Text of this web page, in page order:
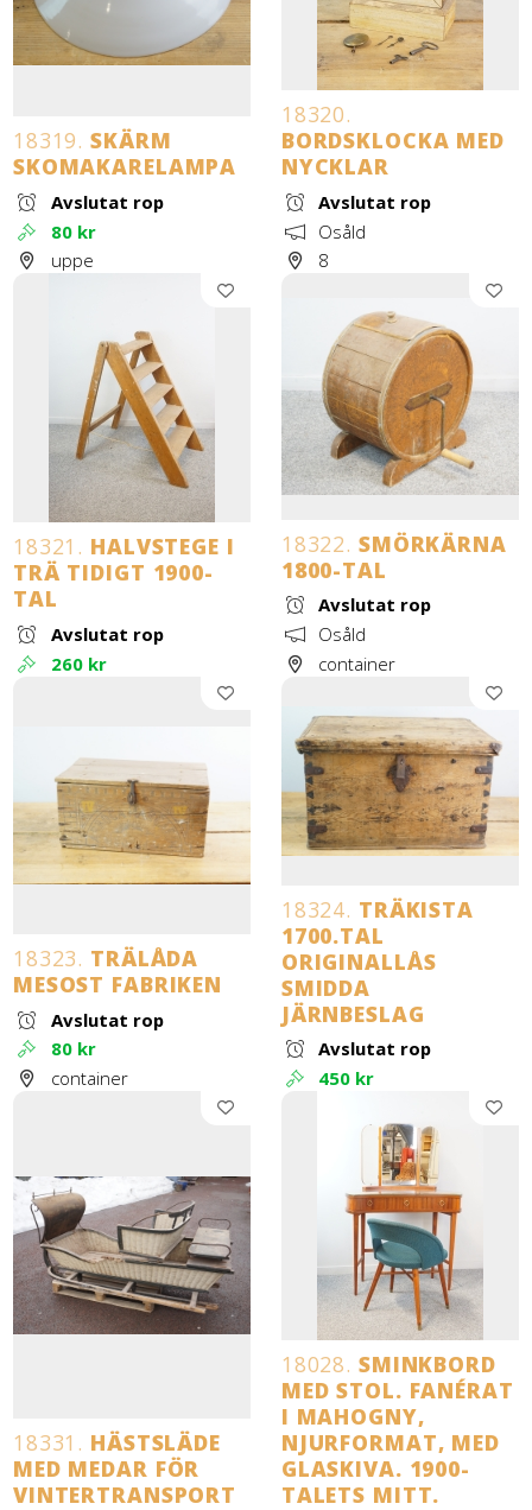
18319. SKÄRM
SKOMAKARELAMPA
Avslutat rop
80 kr
uppe
18320.
BORDSKLOCKA MED
NYCKLAR
Avslutat rop
Osåld
8
18321. HALVSTEGE I
TRÄ TIDIGT 1900-
TAL
Avslutat rop
260 kr
18322. SMÖRKÄRNA
1800-TAL
Avslutat rop
Osåld
container
18323. TRÄLÅDA
MESOST FABRIKEN
Avslutat rop
80 kr
container
18324. TRÄKISTA
1700.TAL
ORIGINALLÅS
SMIDDA
JÄRNBESLAG
Avslutat rop
450 kr
18331. HÄSTSLÄDE
MED MEDAR FÖR
VINTERTRANSPORT
18028. SMINKBORD
MED STOL. FANÉRAT
I MAHOGNY,
NJURFORMAT, MED
GLASKIVA. 1900-
TALETS MITT.